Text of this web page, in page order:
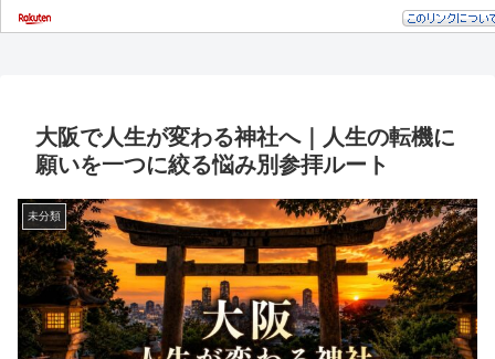
大阪で人生が変わる神社へ｜人生の転機に
願いを一つに絞る悩み別参拝ルート
未分類